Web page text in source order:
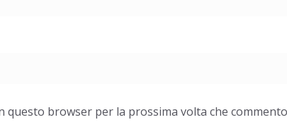
questo browser per la prossima volta che